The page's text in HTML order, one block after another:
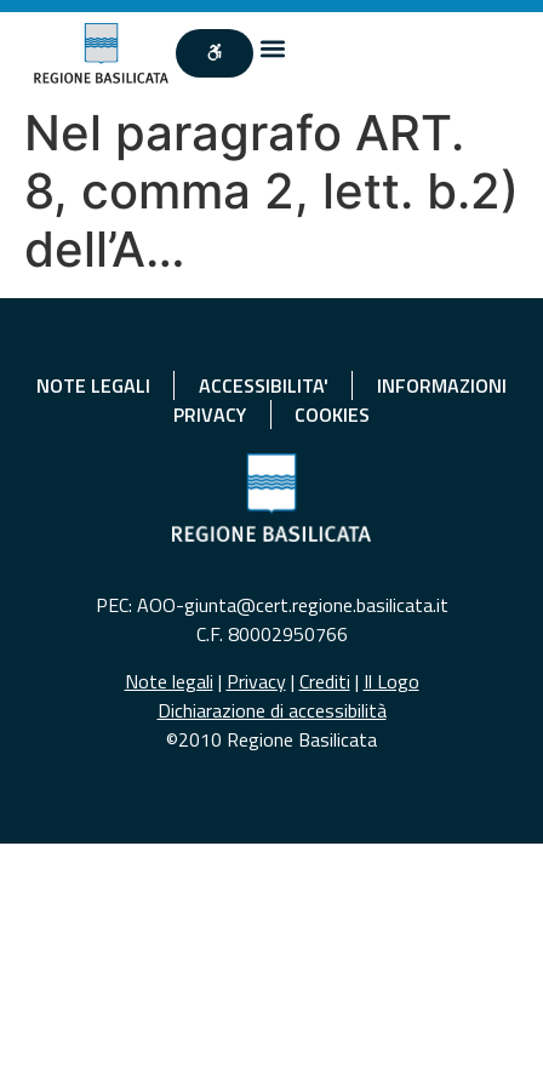
Nel paragrafo ART.
8, comma 2, lett. b.2)
dell’A…
NOTE LEGALI ACCESSIBILITA'
INFORMAZIONI
PRIVACY
COOKIES
PEC: AOO-giunta@cert.regione.basilicata.it
C.F. 80002950766
Note legali | Privacy| Crediti | Il Logo
Dichiarazione di accessibilità
©2010 Regione Basilicata